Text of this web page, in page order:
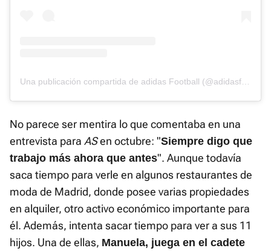
No parece ser mentira lo que comentaba en una
entrevista para ASen octubre: "Siempre digo que
trabajo más ahora que antes". Aunque todavía
saca tiempo para verle en algunos restaurantes de
moda de Madrid, donde posee varias propiedades
en alquiler, otro activo económico importante para
él. Además, intenta sacar tiempo para ver a sus 11
hijos. Una de ellas, Manuela, juega en el cadete